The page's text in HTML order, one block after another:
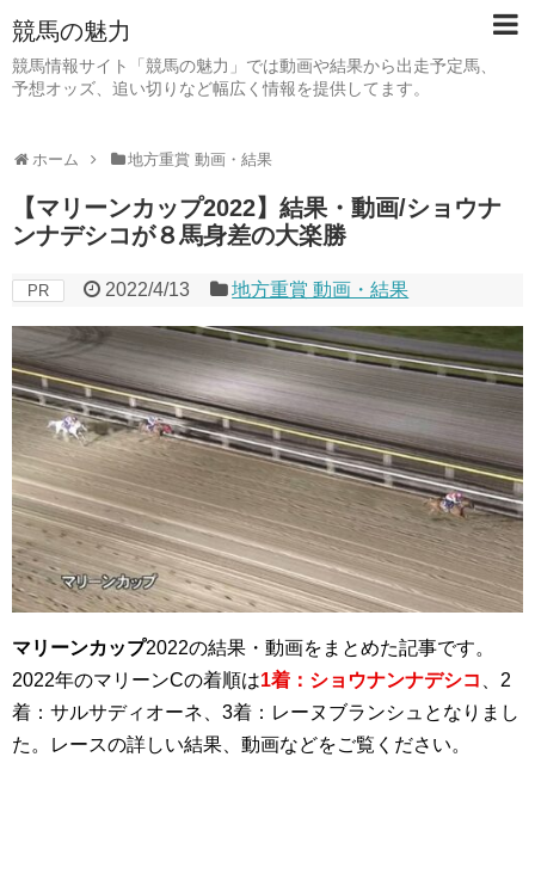
競馬の魅力
競馬情報サイト「競馬の魅力」では動画や結果から出走予定馬、
予想オッズ、追い切りなど幅広く情報を提供してます。
ホーム 地方重賞 動画・結果
【マリーンカップ2022】結果・動画/ショウナ
ンナデシコが８馬身差の大楽勝
PR 2022/4/13 地方重賞 動画・結果
マリーンカップ2022の結果・動画をまとめた記事です。
2022年のマリーンCの着順は1着：ショウナンナデシコ
、2
着：サルサディオーネ、3着：レーヌブランシュとなりまし
た。レースの詳しい結果、動画などをご覧ください。